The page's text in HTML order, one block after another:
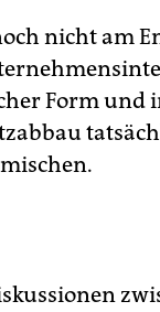
nicht am
Form und